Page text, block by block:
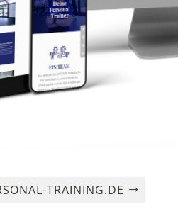
TRAINING.DE